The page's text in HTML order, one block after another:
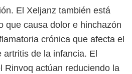
El Xeljanz también está
que causa dolor e hinchazón
crónica que afecta el
de la infancia. El
Rinvoq actúan reduciendo la